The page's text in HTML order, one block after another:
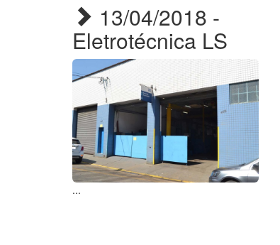
13/04/2018 -
Eletrotécnica LS
...